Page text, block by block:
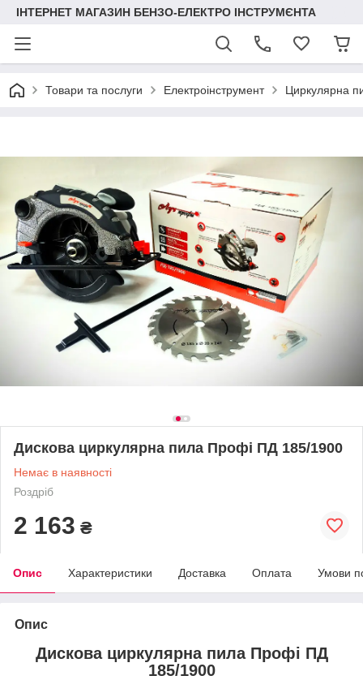
ІНТЕРНЕТ МАГАЗИН БЕНЗО-ЕЛЕКТРО ІНСТРУМЄНТА
Товари та послуги Електроінструмент Циркулярна
Дискова циркулярна пила Профі ПД 185/1900
Немає в наявності
Роздріб
2 163 ₴
Опис Характеристики Доставка Оплата Умови
Опис
Дискова циркулярна пила Профі ПД
185/1900